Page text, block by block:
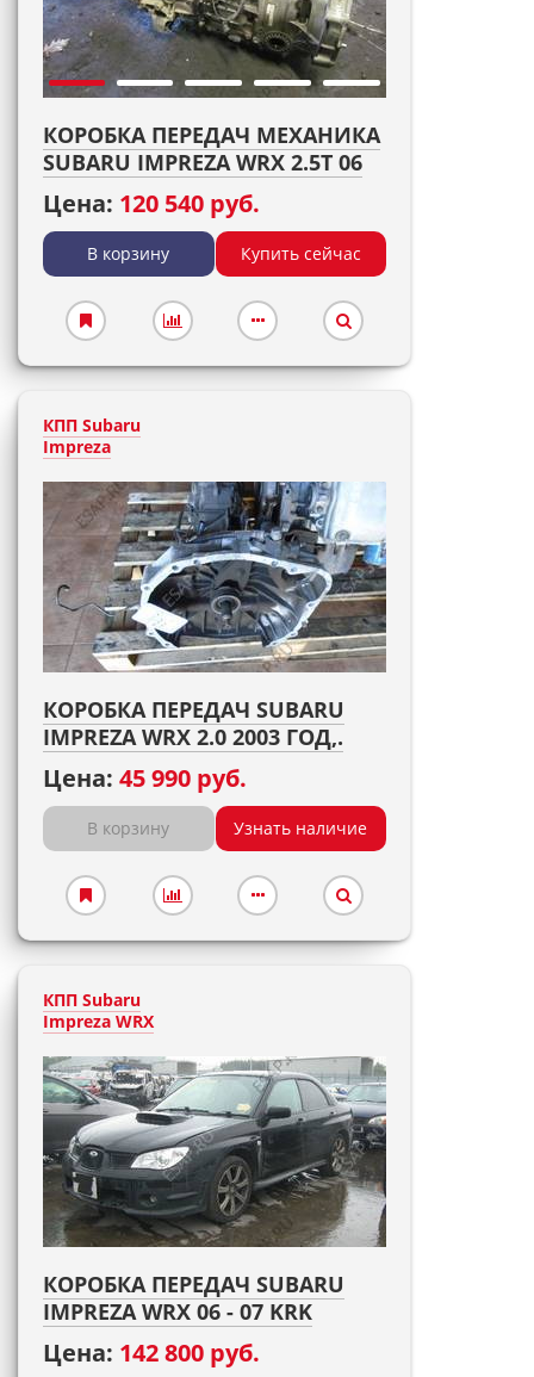
КОРОБКА ПЕРЕДАЧ МЕХАНИКА
SUBARU IMPREZA WRX 2.5T 06
Цена: 120 540 руб.
В корзину Купить сейчас
КПП Subaru
Impreza
КОРОБКА ПЕРЕДАЧ SUBARU
IMPREZA WRX 2.0 2003 ГОД,.
Цена: 45 990 руб.
В корзину Узнать наличие
КПП Subaru
Impreza WRX
КОРОБКА ПЕРЕДАЧ SUBARU
IMPREZA WRX 06 - 07 KRK
Цена: 142 800 руб.